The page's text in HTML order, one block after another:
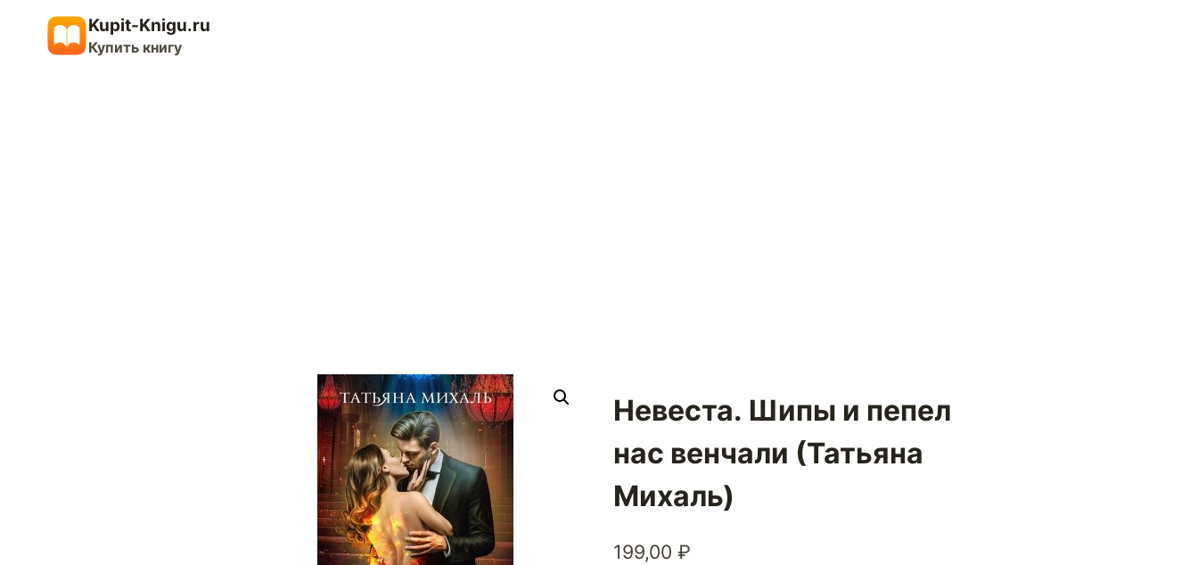
содержимому
Kupit-Knigu.ru
Купить книгу
Невеста. Шипы и пепел
нас венчали (Татьяна
Михаль)
199,00 ₽